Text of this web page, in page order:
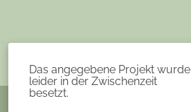
Das angegebene Projekt wurde
leider in der Zwischenzeit
besetzt.